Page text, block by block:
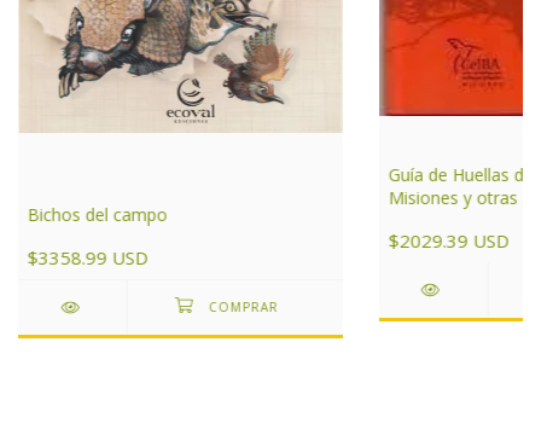
Bichos del campo
$3358.99 USD
Guía de Huellas
Misiones y otras
$2029.39 USD